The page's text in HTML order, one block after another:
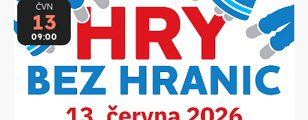
ČVN
13
09:00